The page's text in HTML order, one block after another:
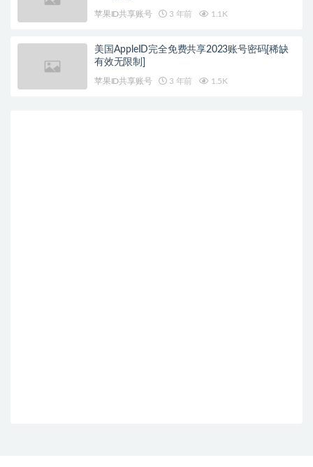
苹果ID共享账号 3 年前 1.1K
美国AppleID完全免费共享2023账号密码[稀缺
有效无限制]
苹果ID共享账号 3 年前 1.5K